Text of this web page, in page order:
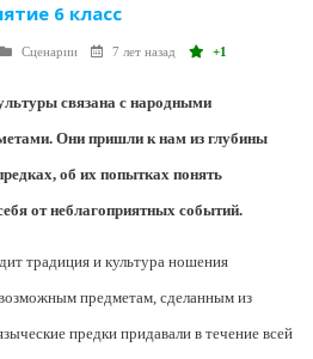
6 класс
Сценарии 7 лет назад +1
связана с народными
Они пришли к нам из глубины
об их попытках понять
от неблагоприятных событий.
традиция и культура ношения
предметам, сделанным из
предки придавали в течение всей